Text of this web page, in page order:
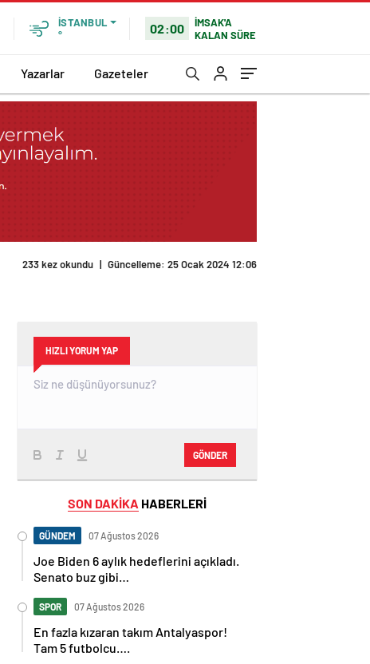
İSTANBUL
°
02:00
İMSAK'A
KALAN SÜRE
Yazarlar Gazeteler
HIZLI YORUM YAP
GÖNDER
SON DAKİKA HABERLERİ
GÜNDEM 07 Ağustos 2026
Joe Biden 6 aylık hedeflerini açıkladı.
Senato buz gibi…
SPOR 07 Ağustos 2026
En fazla kızaran takım Antalyaspor!
Tam 5 futbolcu….